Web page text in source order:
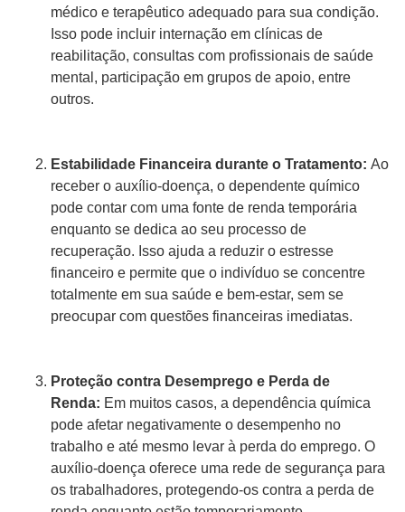
médico e terapêutico adequado para sua condição.
Isso pode incluir internação em clínicas de
reabilitação, consultas com profissionais de saúde
mental, participação em grupos de apoio, entre
outros.
Estabilidade Financeira durante o Tratamento: Ao
receber o auxílio-doença, o dependente químico
pode contar com uma fonte de renda temporária
enquanto se dedica ao seu processo de
recuperação. Isso ajuda a reduzir o estresse
financeiro e permite que o indivíduo se concentre
totalmente em sua saúde e bem-estar, sem se
preocupar com questões financeiras imediatas.
Proteção contra Desemprego e Perda de
Renda: Em muitos casos, a dependência química
pode afetar negativamente o desempenho no
trabalho e até mesmo levar à perda do emprego. O
auxílio-doença oferece uma rede de segurança para
os trabalhadores, protegendo-os contra a perda de